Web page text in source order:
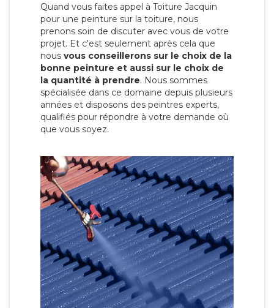
Quand vous faites appel à Toiture Jacquin
pour une peinture sur la toiture, nous
prenons soin de discuter avec vous de votre
projet. Et c'est seulement après cela que
nous vous conseillerons sur le choix de la
bonne peinture et aussi sur le choix de
la quantité à prendre. Nous sommes
spécialisée dans ce domaine depuis plusieurs
années et disposons des peintres experts,
qualifiés pour répondre à votre demande où
que vous soyez.